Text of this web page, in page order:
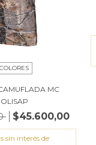
MC
$45.600,00
sin interés de